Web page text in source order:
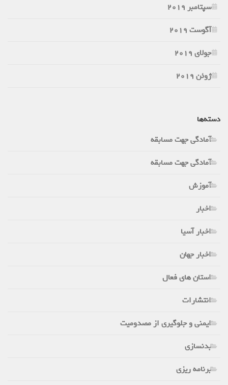
سپتامبر 2019
آگوست 2019
جولای 2019
ژوئن 2019
دسته‌ها
آمادگی جهت مسابقه
آمادگی جهت مسابقه
آموزش
اخبار
اخبار آسیا
اخبار جهان
استان های فعال
انتشارات
ایمنی و جلوگیری از مصدومیت
بدنسازی
برنامه ریزی